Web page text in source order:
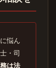
悩ん
・司
は法